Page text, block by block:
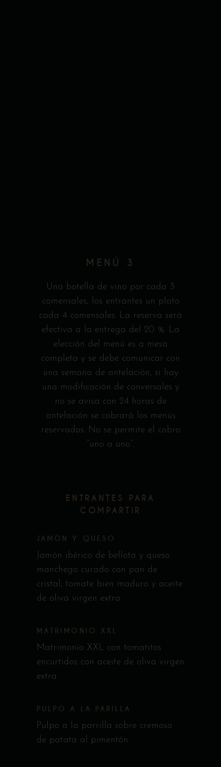
MENÚ 3
Una botella de vino por cada 3
comensales, los entrantes un plato
cada 4 comensales. La reserva será
efectiva a la entrega del 20 %. La
elección del menú es a mesa
completa y se debe comunicar con
una semana de antelación, si hay
una modificación de conversales y
no se avisa con 24 horas de
antelación se cobrará los menús
reservados. No se permite el cobro
“uno a uno”.
ENTRANTES PARA
COMPARTIR
JAMÓN Y QUESO
Jamón ibérico de bellota y queso
manchego curado con pan de
cristal, tomate bien maduro y aceite
de oliva virgen extra.
MATRIMONIO XXL
Matrimonio XXL con tomatitos
encurtidos con aceite de oliva virgen
extra.
PULPO A LA PARILLA
Pulpo a la parrilla sobre cremoso
de patata al pimentón.